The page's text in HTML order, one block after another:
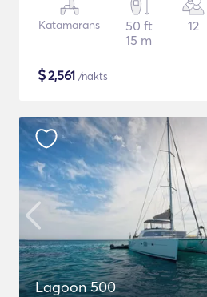
Katamarāns
50 ft
15 m
12
$2,561 /nakts
Lagoon 500